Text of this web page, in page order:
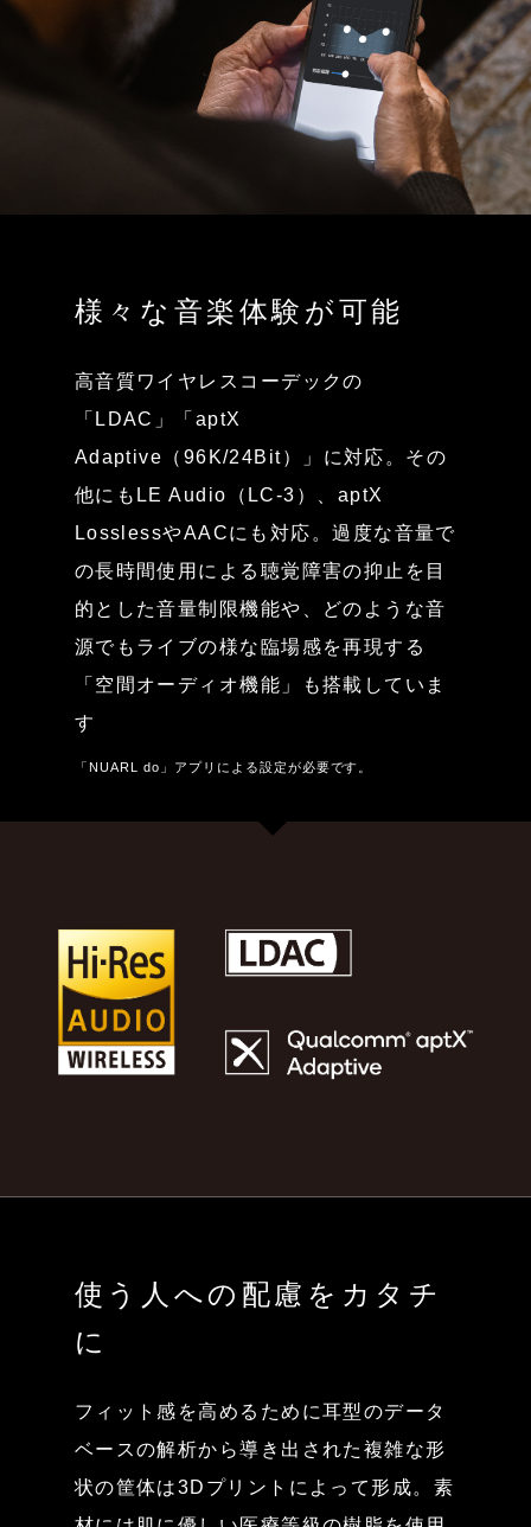
様々な音楽体験が可能
高音質ワイヤレスコーデックの
「LDAC」「aptX
Adaptive（96K/24Bit）」に対応。その
他にもLE Audio（LC-3）、aptX
LosslessやAACにも対応。過度な音量で
の長時間使用による聴覚障害の抑止を目
的とした音量制限機能や、どのような音
源でもライブの様な臨場感を再現する
「空間オーディオ機能」も搭載していま
す
「NUARL do」アプリによる設定が必要です。
使う人への配慮をカタチ
に
フィット感を高めるために耳型のデータ
ベースの解析から導き出された複雑な形
状の筐体は3Dプリントによって形成。素